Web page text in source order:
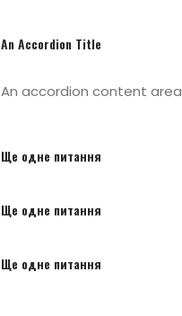
An Accordion Title
An accordion content area
Ще одне питання
Ще одне питання
Ще одне питання